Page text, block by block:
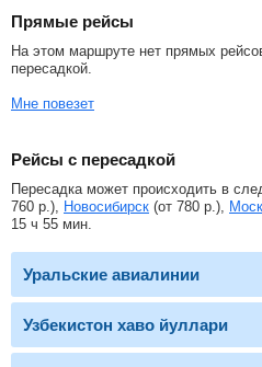
Прямые рейсы
На этом маршруте нет прямых
пересадкой.
Мне повезет
Рейсы с пересадкой
Пересадка может происходить в
760 р. ), Новосибирск (от 780 р. ),
15 ч 55 мин.
Уральские авиалинии
Узбекистон хаво йуллари